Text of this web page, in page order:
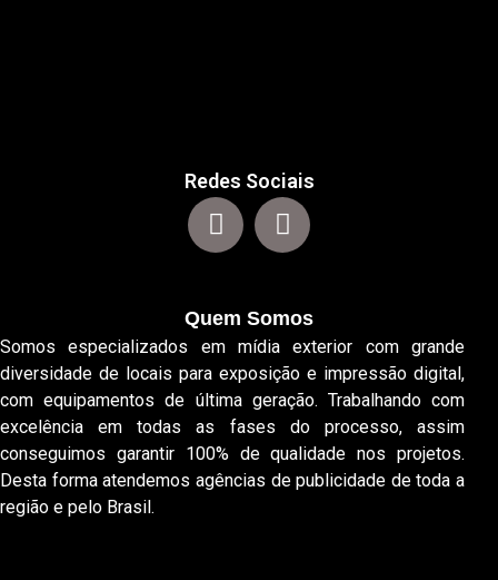
Redes Sociais
Quem Somos
Somos especializados em mídia exterior com grande
diversidade de locais para exposição e impressão digital,
com equipamentos de última geração. Trabalhando com
excelência em todas as fases do processo, assim
conseguimos garantir 100% de qualidade nos projetos.
Desta forma atendemos agências de publicidade de toda a
região e pelo Brasil.